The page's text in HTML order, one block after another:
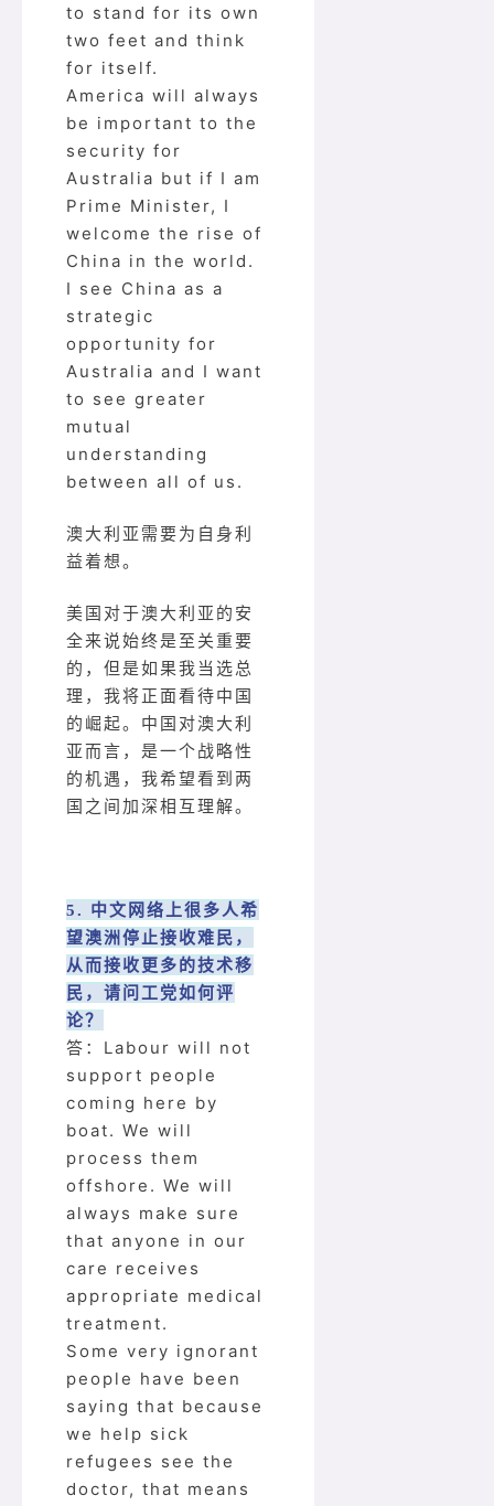
to stand for its own
two feet and think
for itself.
America will always
be important to the
security for
Australia but if I am
Prime Minister, I
welcome the rise of
China in the world.
I see China as a
strategic
opportunity for
Australia and I want
to see greater
mutual
understanding
between all of us.
澳大利亚需要为自身利
益着想。
美国对于澳大利亚的安
全来说始终是至关重要
的，但是如果我当选总
理，我将正面看待中国
的崛起。中国对澳大利
亚而言，是一个战略性
的机遇，我希望看到两
国之间加深相互理解。
5. 中文网络上很多人希
望澳洲停止接收难民，
从而接收更多的技术移
民，请问工党如何评
论？
答：Labour will not
support people
coming here by
boat. We will
process them
offshore. We will
always make sure
that anyone in our
care receives
appropriate medical
treatment.
Some very ignorant
people have been
saying that because
we help sick
refugees see the
doctor, that means